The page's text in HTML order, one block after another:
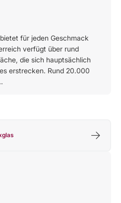
für jeden Geschmack
verfügt über rund
die sich hauptsächlich
erstrecken. Rund 20.000